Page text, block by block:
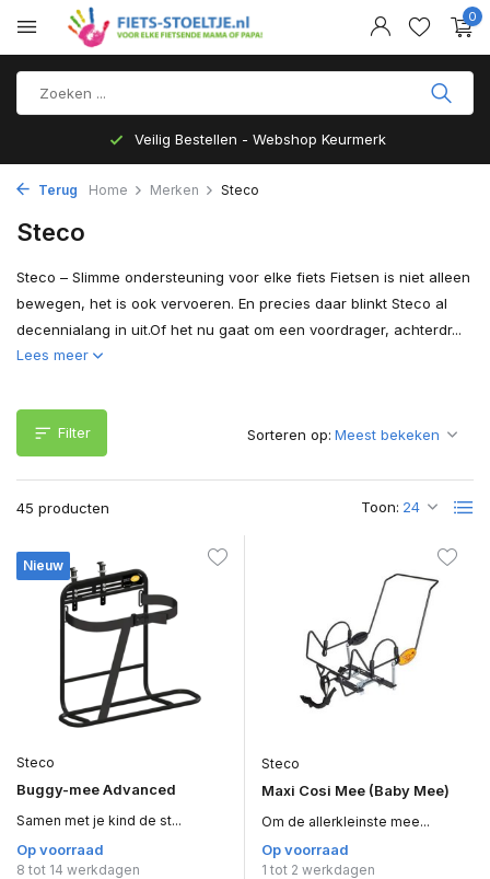
0
Top Kwaliteit en zeer Duurzaam
Terug Home Merken Steco
Steco
Steco – Slimme ondersteuning voor elke fiets Fietsen is niet alleen
bewegen, het is ook vervoeren. En precies daar blinkt Steco al
decennialang in uit.Of het nu gaat om een voordrager, achterdr...
Lees meer
Filter
45 producten Toon:
Sorteren op:
Nieuw
Steco
Buggy-mee Advanced
Samen met je kind de st...
Op voorraad
8 tot 14 werkdagen
Steco
Maxi Cosi Mee (Baby Mee)
Om de allerkleinste mee...
Op voorraad
1 tot 2 werkdagen